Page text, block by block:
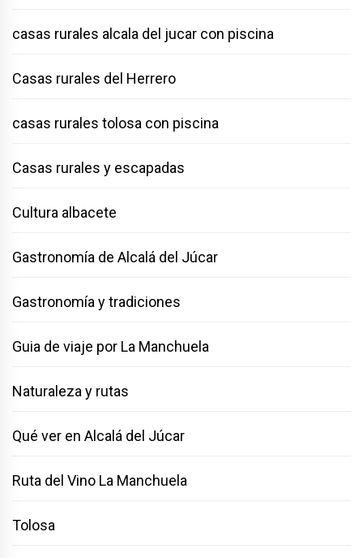
casas rurales alcala del jucar con piscina
Casas rurales del Herrero
casas rurales tolosa con piscina
Casas rurales y escapadas
Cultura albacete
Gastronomía de Alcalá del Júcar
Gastronomía y tradiciones
Guia de viaje por La Manchuela
Naturaleza y rutas
Qué ver en Alcalá del Júcar
Ruta del Vino La Manchuela
Tolosa